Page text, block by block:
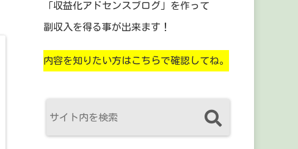
「収益化アドセンスブログ」を作って
副収入を得る事が出来ます！
内容を知りたい方はこちらで確認してね。